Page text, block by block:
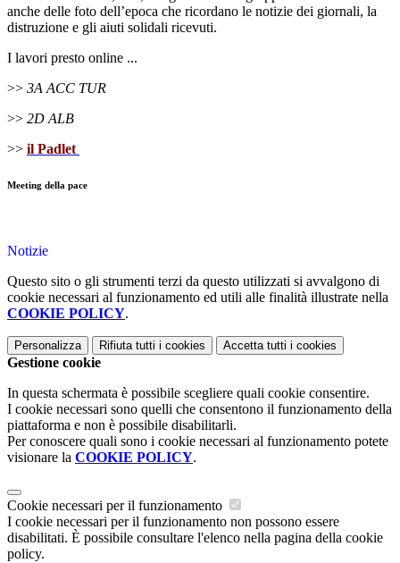
anche delle foto dell’epoca che ricordano le notizie dei giornali, la
distruzione e gli aiuti solidali ricevuti.
I lavori presto online ...
>> 3A ACC TUR
>> 2D ALB
>> il Padlet
Meeting della pace
Notizie
Questo sito o gli strumenti terzi da questo utilizzati si avvalgono di
cookie necessari al funzionamento ed utili alle finalità illustrate nella
COOKIE POLICY.
Personalizza Rifiuta tutti i cookies Accetta tutti i cookies
Gestione cookie
In questa schermata è possibile scegliere quali cookie consentire.
I cookie necessari sono quelli che consentono il funzionamento della
piattaforma e non è possibile disabilitarli.
Per conoscere quali sono i cookie necessari al funzionamento potete
visionare la COOKIE POLICY.
Cookie necessari per il funzionamento
I cookie necessari per il funzionamento non possono essere
disabilitati. È possibile consultare l'elenco nella pagina della cookie
policy.